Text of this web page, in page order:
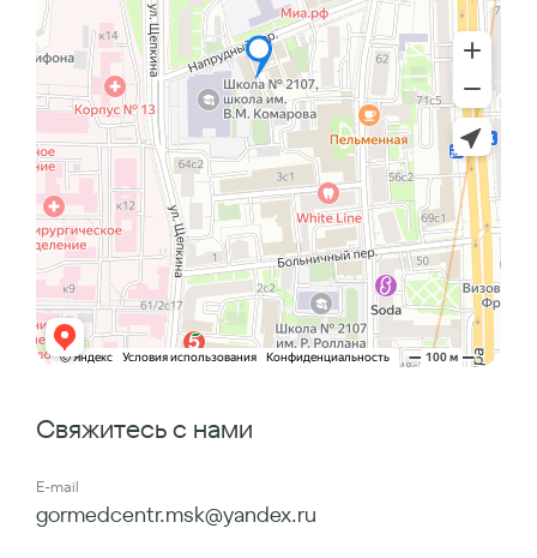
Свяжитесь с нами
E-mail
gormedcentr.msk@yandex.ru